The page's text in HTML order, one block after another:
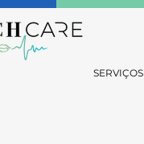
SERVIÇOS